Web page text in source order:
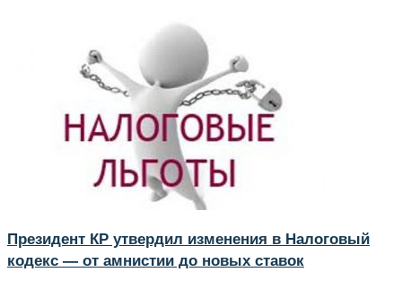
Президент КР утвердил изменения в Налоговый
кодекс — от амнистии до новых ставок